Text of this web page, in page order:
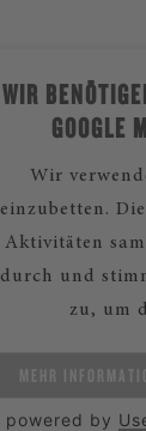
WIR
GOOGLE
Wir
einzubetten.
Aktivitäten
durch und
zu, um
MEHR
powered by